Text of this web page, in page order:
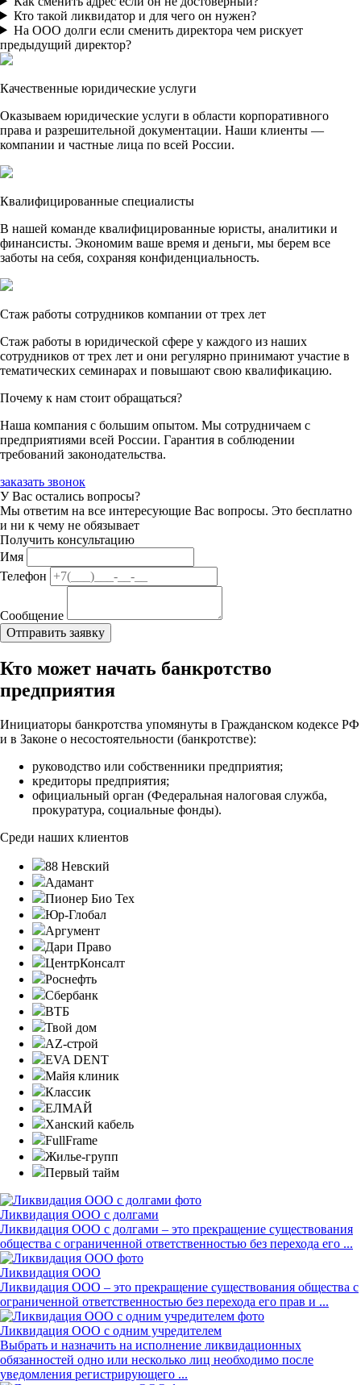
Кто такой ликвидатор и для чего он нужен?
На ООО долги если сменить директора чем рискует
предыдущий директор?
Качественные юридические услуги
Оказываем юридические услуги в области корпоративного
права и разрешительной документации. Наши клиенты —
компании и частные лица по всей России.
Квалифицированные специалисты
В нашей команде квалифицированные юристы, аналитики и
финансисты. Экономим ваше время и деньги, мы берем все
заботы на себя, сохраняя конфиденциальность.
Стаж работы сотрудников компании от трех лет
Стаж работы в юридической сфере у каждого из наших
сотрудников от трех лет и они регулярно принимают участие в
тематических семинарах и повышают свою квалификацию.
Почему к нам стоит обращаться?
Наша компания с большим опытом. Мы сотрудничаем с
предприятиями всей России. Гарантия в соблюдении
требований законодательства.
заказать звонок
У Вас остались вопросы?
Мы ответим на все интересующие Вас вопросы. Это бесплатно
и ни к чему не обязывает
Получить консультацию
Имя
Телефон
Сообщение
Кто может начать банкротство
предприятия
Инициаторы банкротства упомянуты в Гражданском кодексе РФ
и в Законе о несостоятельности (банкротстве):
руководство или собственники предприятия;
кредиторы предприятия;
официальный орган (Федеральная налоговая служба,
прокуратура, социальные фонды).
Среди наших клиентов
88 Невский
Адамант
Пионер Био Тех
Юр-Глобал
Аргумент
Дари Право
ЦентрКонсалт
Роснефть
Сбербанк
ВТБ
Твой дом
AZ-строй
EVA DENT
Майя клиник
Классик
ЕЛМАЙ
Ханский кабель
FullFrame
Жилье-групп
Первый тайм
Ликвидация ООО с долгами
Ликвидация ООО с долгами – это прекращение существования
общества с ограниченной ответственностью без перехода его ...
Ликвидация ООО
Ликвидация ООО – это прекращение существования общества с
ограниченной ответственностью без перехода его прав и ...
Ликвидация ООО с одним учредителем
Выбрать и назначить на исполнение ликвидационных
обязанностей одно или несколько лиц необходимо после
уведомления регистрирующего ...